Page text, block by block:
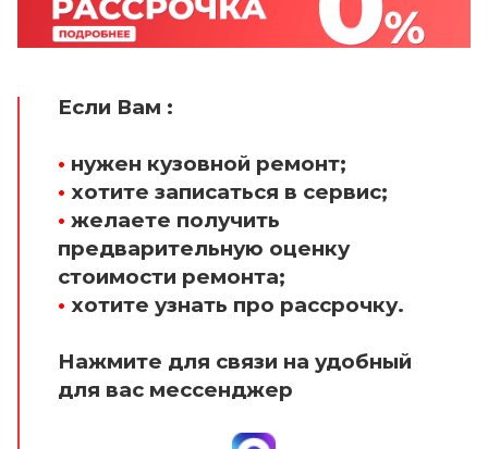
Если Вам :
• нужен кузовной ремонт;
• хотите записаться в сервис;
• желаете получить
предварительную оценку
стоимости ремонта;
• хотите узнать про рассрочку.
Нажмите для связи на удобный
для вас мессенджер